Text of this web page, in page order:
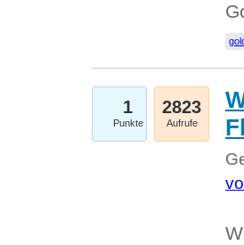
1
Punkte
2823
Aufrufe